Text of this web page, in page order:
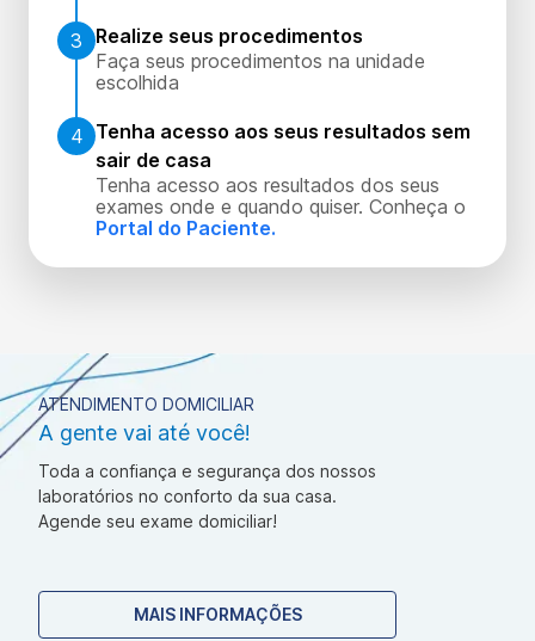
3
Realize seus procedimentos
Faça seus procedimentos na unidade
escolhida
4 Tenha acesso aos seus resultados sem
sair de casa
Tenha acesso aos resultados dos seus
exames onde e quando quiser. Conheça o
Portal do Paciente.
ATENDIMENTO DOMICILIAR
A gente vai até você!
Toda a confiança e segurança dos nossos
laboratórios no conforto da sua casa.
Agende seu exame domiciliar!
MAIS INFORMAÇÕES